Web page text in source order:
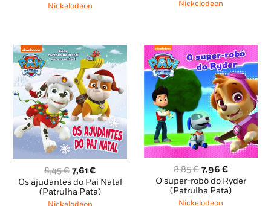
era:
Nickelodeon Nickelodeon
8,45€ O
preço
original
era:
7,61€O
preço
atual
Os ajudantes do Pai Natal
(Patrulha Pata)
8,85€ O
preço
original
era:
7,96€O
preço
atual
O super-robô do Ryder
(Patrulha Pata)
Nickelodeon